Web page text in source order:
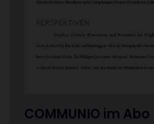
COMMUNIO im Abo